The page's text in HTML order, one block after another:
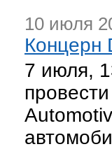
10 июля
Концерн
7 июля,